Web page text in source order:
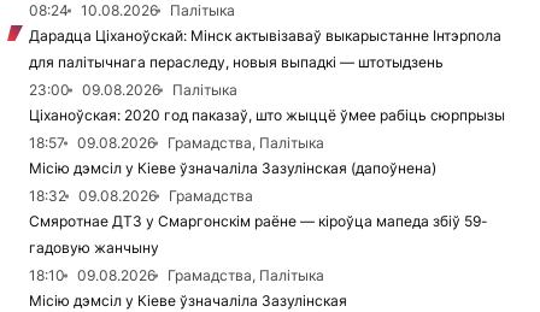
08:24
10.08.2026
Палітыка
Дарадца Ціханоўскай: Мінск актывізаваў выкарыстанне Інтэрпола
для палітычнага пераследу, новыя выпадкі — штотыдзень
23:00
09.08.2026
Палітыка
Ціханоўская: 2020 год паказаў, што жыццё ўмее рабіць сюрпрызы
18:57
09.08.2026
Грамадства, Палітыка
Місію дэмсіл у Кіеве ўзначаліла Зазулінская (дапоўнена)
18:32
09.08.2026
Грамадства
Смяротнае ДТЗ у Смаргонскім раёне — кіроўца мапеда збіў 59-
гадовую жанчыну
18:10
09.08.2026
Грамадства, Палітыка
Місію дэмсіл у Кіеве ўзначаліла Зазулінская